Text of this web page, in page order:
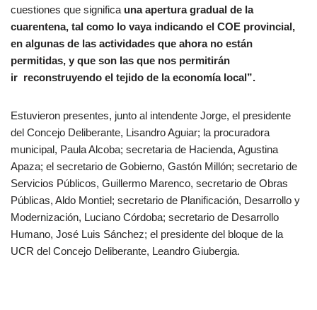
cuestiones que significa una apertura gradual de la
cuarentena, tal como lo vaya indicando el COE provincial,
en algunas de las actividades que ahora no están
permitidas, y que son las que nos permitirán
ir reconstruyendo el tejido de la economía local”.
Estuvieron presentes, junto al intendente Jorge, el presidente
del Concejo Deliberante, Lisandro Aguiar; la procuradora
municipal, Paula Alcoba; secretaria de Hacienda, Agustina
Apaza; el secretario de Gobierno, Gastón Millón; secretario de
Servicios Públicos, Guillermo Marenco, secretario de Obras
Públicas, Aldo Montiel; secretario de Planificación, Desarrollo y
Modernización, Luciano Córdoba; secretario de Desarrollo
Humano, José Luis Sánchez; el presidente del bloque de la
UCR del Concejo Deliberante, Leandro Giubergia.